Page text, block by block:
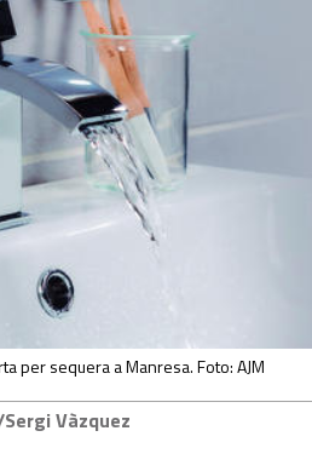
per sequera a Manresa. Foto: AJM
Vàzquez